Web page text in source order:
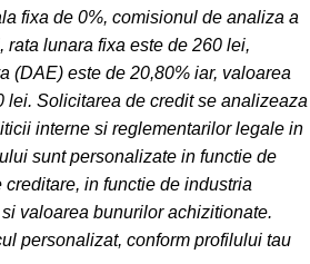
fixa de 0%, comisionul de analiza a
lunara fixa este de 260 lei,
(DAE) este de 20,80% iar, valoarea
lei. Solicitarea de credit se analizeaza
interne si reglementarilor legale in
sunt personalizate in functie de
in functie de industria
valoarea bunurilor achizitionate.
personalizat, conform profilului tau